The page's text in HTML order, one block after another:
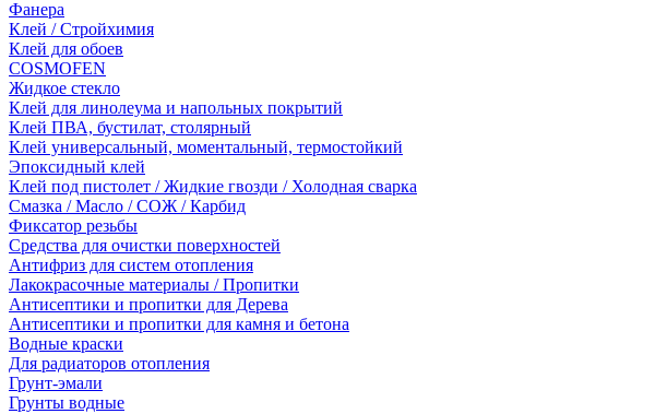
Фанера
Клей / Стройхимия
Клей для обоев
COSMOFEN
Жидкое стекло
Клей для линолеума и напольных покрытий
Клей ПВА, бустилат, столярный
Клей универсальный, моментальный, термостойкий
Эпоксидный клей
Клей под пистолет / Жидкие гвозди / Холодная сварка
Смазка / Масло / СОЖ / Карбид
Фиксатор резьбы
Средства для очистки поверхностей
Антифриз для систем отопления
Лакокрасочные материалы / Пропитки
Антисептики и пропитки для Дерева
Антисептики и пропитки для камня и бетона
Водные краски
Для радиаторов отопления
Грунт-эмали
Грунты водные